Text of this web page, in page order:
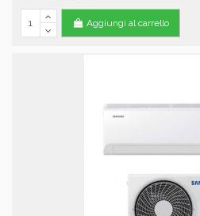
Aggiungi al carrello